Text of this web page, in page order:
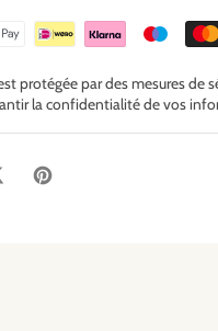
protégée par des mesures de
la confidentialité de vos